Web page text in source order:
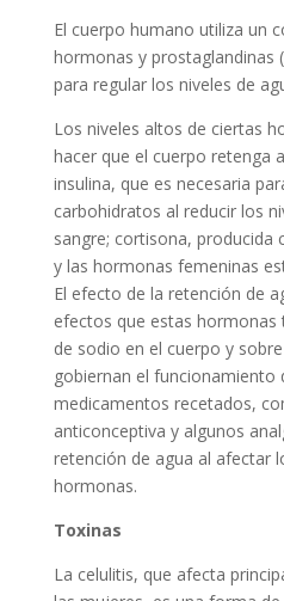
El cuerpo humano utiliza un
hormonas y prostaglandinas
para regular los niveles de
Los niveles altos de ciertas
hacer que el cuerpo retenga
insulina, que es necesaria
carbohidratos al reducir los
sangre; cortisona, producida
y las hormonas femeninas
El efecto de la retención de
efectos que estas hormonas
de sodio en el cuerpo y
gobiernan el funcionamiento
medicamentos recetados,
anticonceptiva y algunos
retención de agua al afectar
hormonas.
Toxinas
La celulitis, que afecta